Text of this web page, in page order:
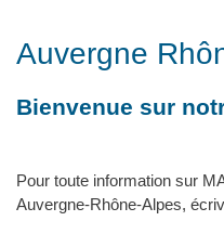
d'Ariane
Auvergne
Bienvenue sur
Pour toute information sur
Auvergne-Rhône-Alpes,